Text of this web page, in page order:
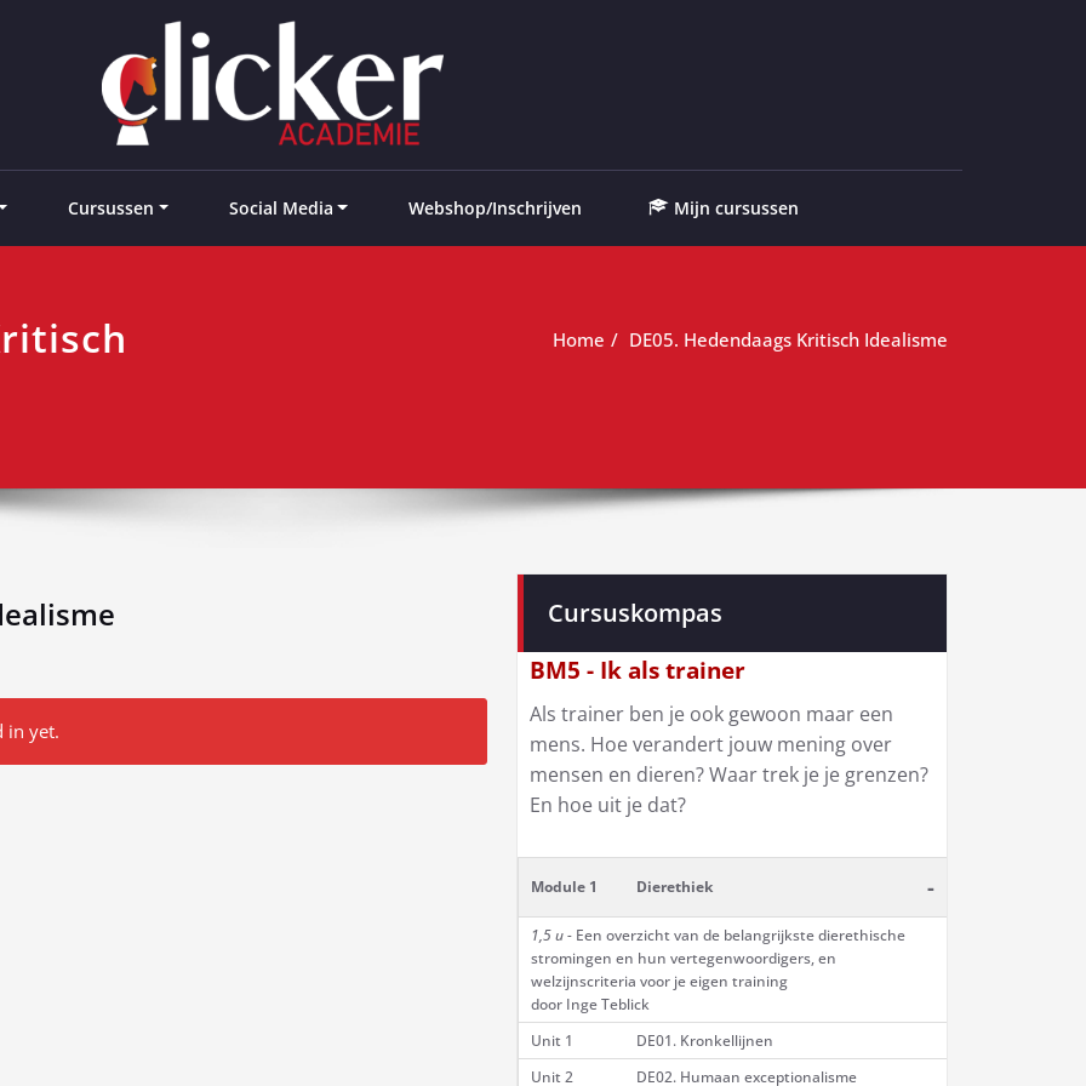
Cursussen Social Media Webshop/Inschrijven Mijn cursussen
Home DE05. Hedendaags Kritisch Idealisme
in yet.
Cursuskompas
BM5 - Ik als trainer
Als trainer ben je ook gewoon maar een
mens. Hoe verandert jouw mening over
mensen en dieren? Waar trek je je grenzen?
En hoe uit je dat?
Module 1 Dierethiek -
1,5 u - Een overzicht van de belangrijkste dierethische
stromingen en hun vertegenwoordigers, en
welzijnscriteria voor je eigen training
door Inge Teblick
Unit 1
DE01. Kronkellijnen
Unit 2
DE02. Humaan exceptionalisme